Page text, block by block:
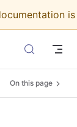
On this page